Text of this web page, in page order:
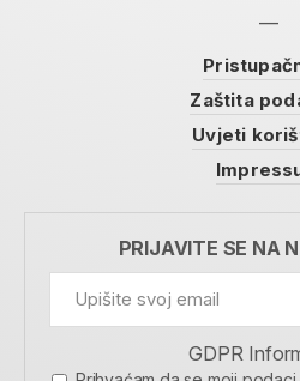
Zaštita
Uvjeti
PRIJAVITE SE NA
GDPR